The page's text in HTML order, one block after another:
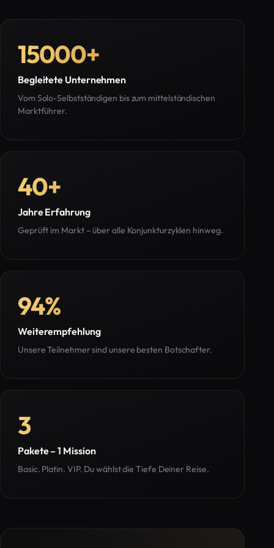
15000+
Begleitete Unternehmen
Vom Solo-Selbstständigen bis zum mittelständischen
Marktführer.
40+
Jahre Erfahrung
Geprüft im Markt – über alle Konjunkturzyklen hinweg.
94%
Weiterempfehlung
Unsere Teilnehmer sind unsere besten Botschafter.
3
Pakete – 1 Mission
Basic. Platin. VIP. Du wählst die Tiefe Deiner Reise.